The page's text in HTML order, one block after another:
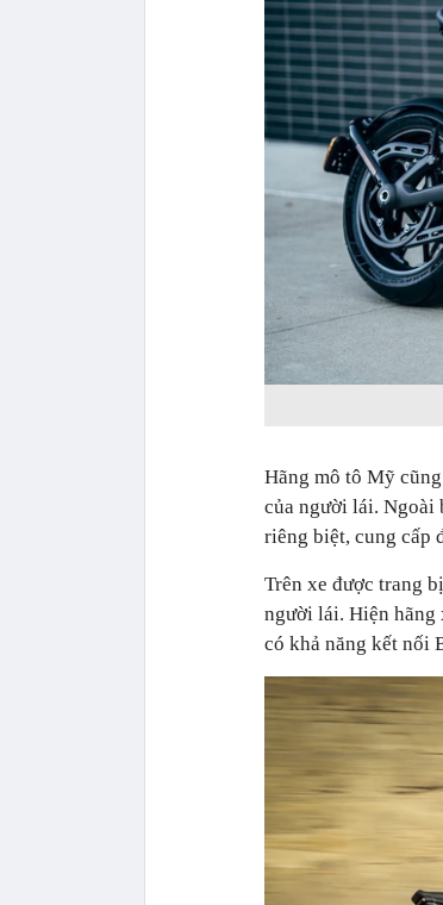
Hãng mô tô Mỹ
của người lái.
riêng biệt, cung cấp
Trên xe được trang
người lái. Hiện hãng
có khả năng kết nối